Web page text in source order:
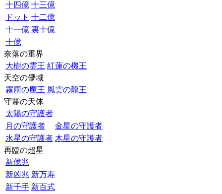
十四億 十三億
ドット 十二億
十一億 裏十億
十億
奈落の重界
大樹の霊王 紅蓮の機王
天空の儚域
霧雨の魔王 風雲の龍王
守霊の天体
太陽の守護者
月の守護者
金星の守護者
水星の守護者 木星の守護者
再臨の超星
新億兆
新凶兆 新万寿
新千手 新百式